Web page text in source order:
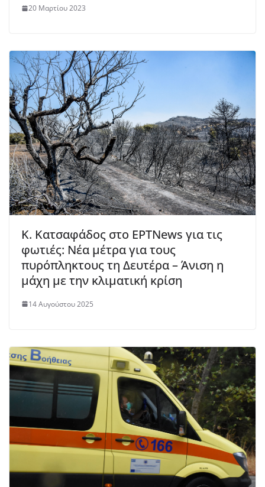
20 Μαρτίου 2023
Κ. Κατσαφάδος στο ΕΡΤΝews για τις
φωτιές: Νέα μέτρα για τους
πυρόπληκτους τη Δευτέρα – Άνιση η
μάχη με την κλιματική κρίση
14 Αυγούστου 2025